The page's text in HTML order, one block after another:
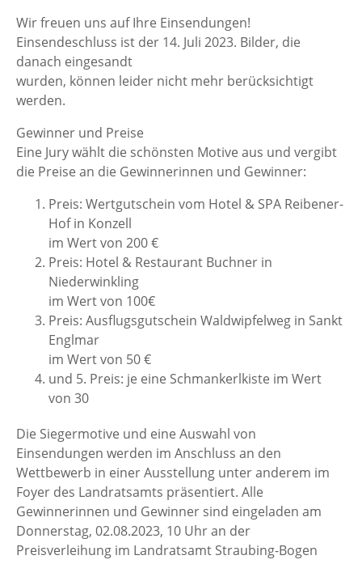
Wir freuen uns auf Ihre Einsendungen!
Einsendeschluss ist der 14. Juli 2023. Bilder, die
danach eingesandt
wurden, können leider nicht mehr berücksichtigt
werden.
Gewinner und Preise
Eine Jury wählt die schönsten Motive aus und vergibt
die Preise an die Gewinnerinnen und Gewinner:
Preis: Wertgutschein vom Hotel & SPA Reibener-
Hof in Konzell
im Wert von 200 €
Preis: Hotel & Restaurant Buchner in
Niederwinkling
im Wert von 100€
Preis: Ausflugsgutschein Waldwipfelweg in Sankt
Englmar
im Wert von 50 €
und 5. Preis: je eine Schmankerlkiste im Wert
von 30
Die Siegermotive und eine Auswahl von
Einsendungen werden im Anschluss an den
Wettbewerb in einer Ausstellung unter anderem im
Foyer des Landratsamts präsentiert. Alle
Gewinnerinnen und Gewinner sind eingeladen am
Donnerstag, 02.08.2023, 10 Uhr an der
Preisverleihung im Landratsamt Straubing-Bogen